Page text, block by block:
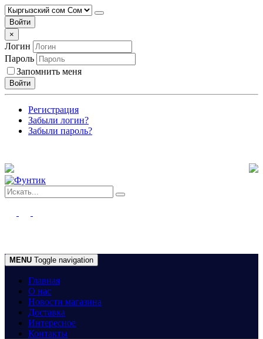
Войти
×
Логин
Пароль
Запомнить меня
Войти
Регистрация
Забыли логин?
Забыли пароль?
MENU Toggle navigation
Главная
О нас
Новости магазина
Доставка
Интересное
Контакты